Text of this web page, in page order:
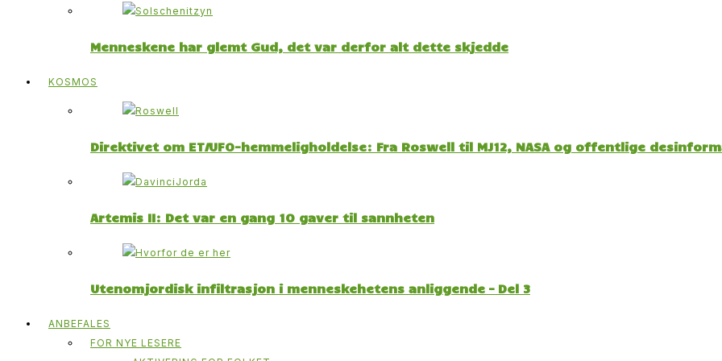
Menneskene har glemt Gud, det var derfor alt dette skjedde
KOSMOS
Direktivet om ET/UFO-hemmeligholdelse: Fra Roswell til MJ12, NASA og offentlige
Artemis II: Det var en gang 10 gaver til sannheten
Utenomjordisk infiltrasjon i menneskehetens anliggende – Del 3
ANBEFALES
FOR NYE LESERE